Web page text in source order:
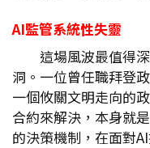
AI監管系統性失靈
這場風波最值得
洞。一位曾任職拜登
一個攸關文明走向的
合約來解決，本身就
的決策機制，在面對